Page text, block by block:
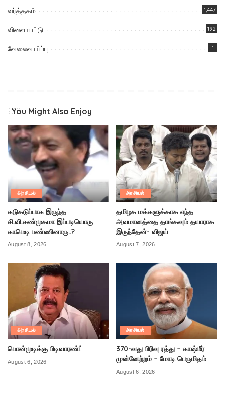
வர்த்தகம் 1,447
விளையாட்டு 192
வேலைவாய்ப்பு 1
You Might Also Enjoy
அரசியல்
கடுகடுப்பாக இருந்த
சி.வி.சண்முகமா இப்படியொரு
காமெடி பண்ணினாரு..?
August 8, 2026
அரசியல்
தமிழக மக்களுக்காக எந்த
அவமானத்தை தாங்கவும் தயாராக
இருந்தேன்- விஜய்
August 7, 2026
அரசியல்
பொன்முடிக்கு பிடிவாரண்ட்
August 6, 2026
அரசியல்
370-வது பிரிவு ரத்து – காஷ்மீர்
முன்னேற்றம் – மோடி பெருமிதம்
August 6, 2026